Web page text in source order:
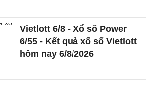
Vietlott 6/8 - Xổ số Power
6/55 - Kết quả xổ số Vietlott
hôm nay 6/8/2026